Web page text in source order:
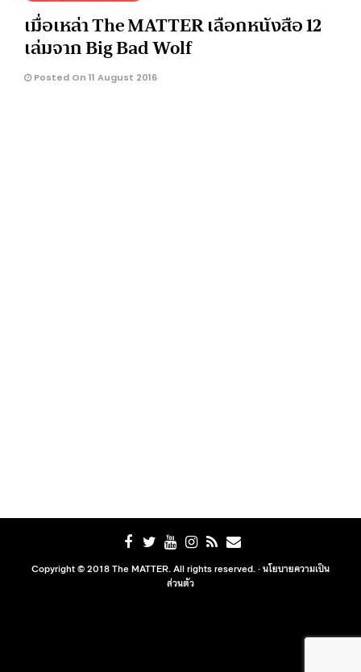
เมื่อเหล่า The MATTER เลือกหนังสือ 12
เล่มจาก Big Bad Wolf
Posted On 11 August 2016
Copyright © 2018 The MATTER. All rights reserved. ·นโยบายความเป็น
ส่วนตัว